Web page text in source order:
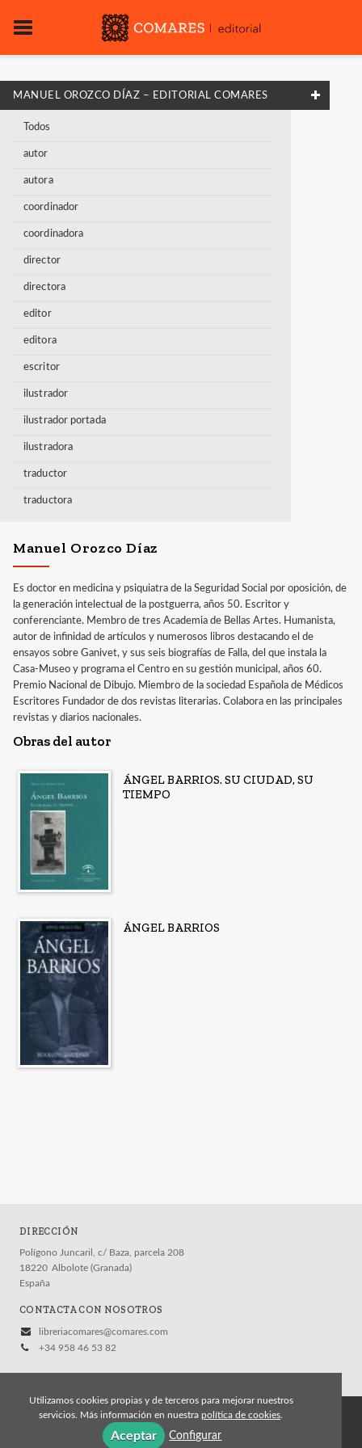
MANUEL OROZCO DÍAZ – EDITORIAL COMARES
Todos
autor
autora
coordinador
coordinadora
director
directora
editor
editora
escritor
ilustrador
ilustrador portada
ilustradora
traductor
traductora
Manuel Orozco Díaz
Es doctor en medicina y psiquiatra de la Seguridad Social por oposición, de
la generación intelectual de la postguerra, años 50. Escritor y
conferenciante. Membro de tres Academia de Bellas Artes. Humanista,
autor de infinidad de artículos y numerosos libros destacando el de
ensayos sobre Ganivet, y sus seis biografías de Falla, del que instala la
Casa-Museo y programa el Centro en su gestión municipal, años 60.
Premio Nacional de Dibujo. Miembro de la sociedad Española de Médicos
Escritores Fundador de dos revistas literarias. Colabora en las principales
revistas y diarios nacionales.
Obras del autor
ÁNGEL BARRIOS. SU CIUDAD, SU
TIEMPO
ÁNGEL BARRIOS
DIRECCIÓN
Polígono Juncaril, c/ Baza, parcela 208
18220 Albolote (Granada)
España
CONTACTA CON NOSOTROS
libreriacomares@comares.com
+34 958 46 53 82
© 2026, Editorial Comares
Política de cookies Política de privacidad
Utilizamos cookies propias y de terceros para mejorar nuestros
servicios. Más información en nuestra política de cookies
Aceptar Configurar